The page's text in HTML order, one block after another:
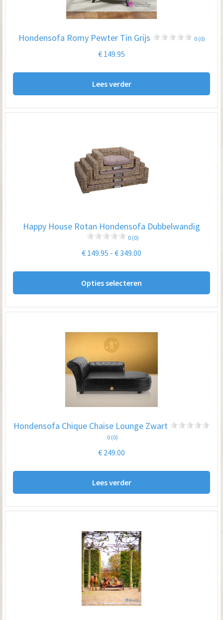
Hondensofa Romy Pewter Tin Grijs 0 (0)
€ 149.95
Lees verder
Happy House Rotan Hondensofa Dubbelwandig
0 (0)
€ 149.95 - €349.00
Opties selecteren
Dit
Hondensofa Chique Chaise Lounge Zwart
0 (0)
€ 249.00
Lees verder